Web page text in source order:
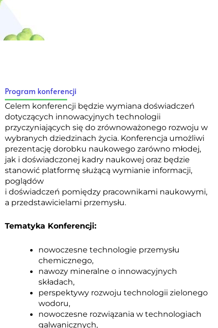
Program konferencji
Celem konferencji będzie wymiana doświadczeń
dotyczących innowacyjnych technologii
przyczyniających się do zrównoważonego rozwoju w
wybranych dziedzinach życia. Konferencja umożliwi
prezentację dorobku naukowego zarówno młodej,
jak i doświadczonej kadry naukowej oraz będzie
stanowić platformę służącą wymianie informacji,
poglądów
i doświadczeń pomiędzy pracownikami naukowymi,
a przedstawicielami przemysłu.
Tematyka Konferencji:
nowoczesne technologie przemysłu
chemicznego,
nawozy mineralne o innowacyjnych
składach,
perspektywy rozwoju technologii zielonego
wodoru,
nowoczesne rozwiązania w technologiach
galwanicznych,